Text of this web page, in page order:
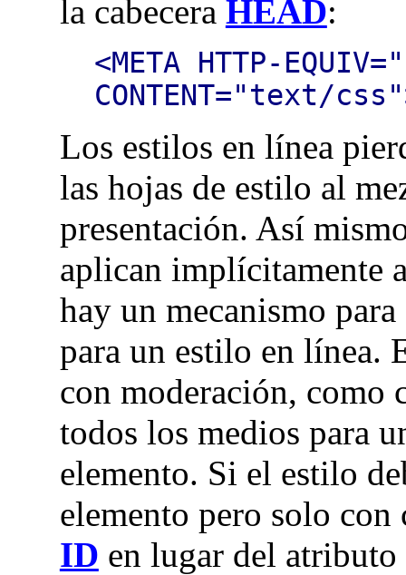
la cabecera HEAD:
<META HTTP-
CONTENT="text/
Los estilos en línea
las hojas de estilo al
presentación. Así
aplican implícitamente
hay un mecanismo
para un estilo en línea.
con moderación, como
todos los medios para
elemento. Si el estilo
elemento pero solo
ID en lugar del atributo